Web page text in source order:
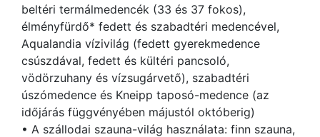
beltéri termálmedencék (33 és 37 fokos),
élményfürdő* fedett és szabadtéri medencével,
Aqualandia vízivilág (fedett gyerekmedence
csúszdával, fedett és kültéri pancsoló,
vödörzuhany és vízsugárvető), szabadtéri
úszómedence és Kneipp taposó-medence (az
időjárás függvényében májustól októberig)
• A szállodai szauna-világ használata: finn szauna,